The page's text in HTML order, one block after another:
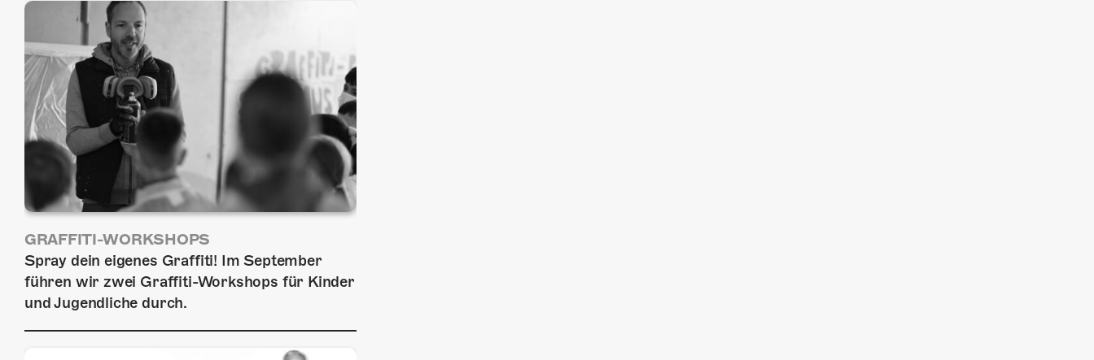
GRAFFITI-WORKSHOPS
Spray dein eigenes Graffiti! Im September
führen wir zwei Graffiti-Workshops für Kinder
und Jugendliche durch.